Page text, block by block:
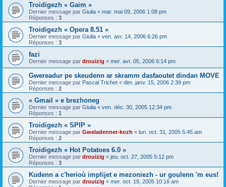
Troidigezh « Gaim »
Dernier message par Giulia « mar. mai 09, 2006 1:08 pm
Réponses : 3
Troidigezh « Opera 8.51 »
Dernier message par Giulia « ven. avr. 14, 2006 6:26 pm
Réponses : 3
fazi
Dernier message par drouizig « mer. avr. 05, 2006 6:14 pm
Gwereadur pe skeudenn ar skramm dasfaoutet dindan MOVE
Dernier message par Pascal Trichet « dim. janv. 15, 2006 2:39 pm
Réponses : 2
« Gmail » e brezhoneg
Dernier message par Giulia « ven. déc. 30, 2005 12:34 pm
Réponses : 1
Troidigezh « SPIP »
Dernier message par Gweladenner-kozh « lun. oct. 31, 2005 5:45 am
Réponses : 2
Troidigezh « Hot Potatoes 6.0 »
Dernier message par drouizig « jeu. oct. 27, 2005 5:12 pm
Réponses : 3
Kudenn a c'herioù implijet e mezoniezh - ur goulenn 'm eus!
Dernier message par drouizig « mer. oct. 19, 2005 10:16 am